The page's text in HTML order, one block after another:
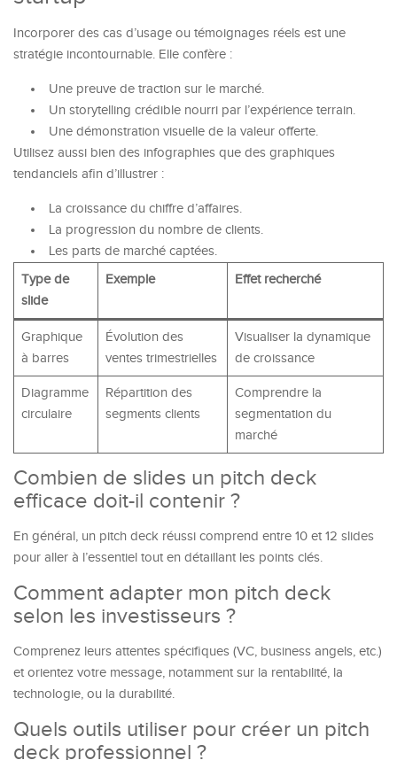
Incorporer des cas d’usage ou témoignages réels est une
stratégie incontournable. Elle confère :
Une preuve de traction sur le marché.
Un storytelling crédible nourri par l’expérience terrain.
Une démonstration visuelle de la valeur offerte.
Utilisez aussi bien des infographies que des graphiques
tendanciels afin d’illustrer :
La croissance du chiffre d’affaires.
La progression du nombre de clients.
Les parts de marché captées.
Type de
slide
Exemple Effet recherché
Graphique
à barres
Évolution des
ventes trimestrielles
Visualiser la dynamique
de croissance
Diagramme
circulaire
Répartition des
segments clients
Comprendre la
segmentation du
marché
Combien de slides un pitch deck
efficace doit-il contenir ?
En général, un pitch deck réussi comprend entre 10 et 12 slides
pour aller à l’essentiel tout en détaillant les points clés.
Comment adapter mon pitch deck
selon les investisseurs ?
Comprenez leurs attentes spécifiques (VC, business angels, etc.)
et orientez votre message, notamment sur la rentabilité, la
technologie, ou la durabilité.
Quels outils utiliser pour créer un pitch
deck professionnel ?